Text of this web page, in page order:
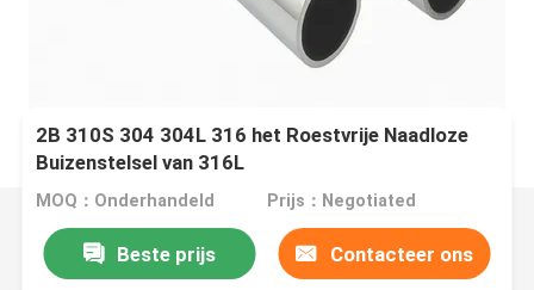
2B 310S 304 304L 316 het Roestvrije Naadloze
Buizenstelsel van 316L
MOQ：Onderhandeld Prijs：Negotiated
Beste prijs Contacteer ons